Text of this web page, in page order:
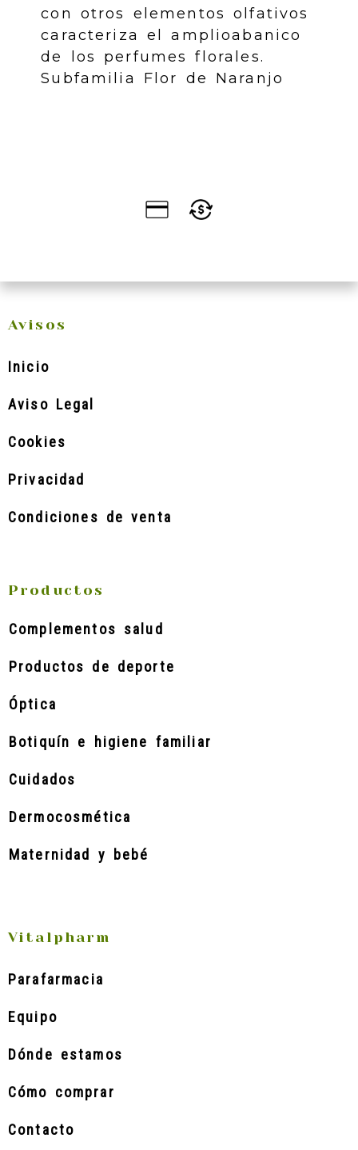
con otros elementos olfativos
caracteriza el amplioabanico
de los perfumes florales.
Subfamilia Flor de Naranjo
Avisos
Inicio
Aviso Legal
Cookies
Privacidad
Condiciones de venta
Productos
Complementos salud
Productos de deporte
Óptica
Botiquín e higiene familiar
Cuidados
Dermocosmética
Maternidad y bebé
Vitalpharm
Parafarmacia
Equipo
Dónde estamos
Cómo comprar
Contacto